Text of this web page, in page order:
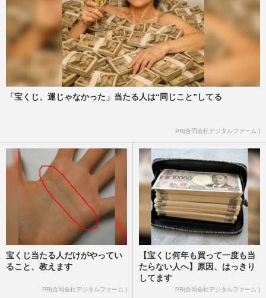
「宝くじ、運じゃなかった」当たる人は“同じこと”してる
PR(合同会社デジタルファーム )
宝くじ当たる人だけがやってい
ること、教えます
PR(合同会社デジタルファーム )
【宝くじ何年も買って一度も当
たらない人へ】原因、はっきり
してます
PR(合同会社デジタルファーム )